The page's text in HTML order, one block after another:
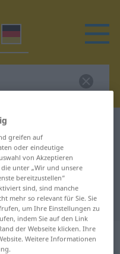
greifen auf
oder eindeutige
von Akzeptieren
unter „Wir und unsere
bereitzustellen“
sind, sind manche
mehr so relevant für Sie. Sie
um Ihre Einstellungen zu
indem Sie auf den Link
der Webseite klicken. Ihre
Weitere Informationen